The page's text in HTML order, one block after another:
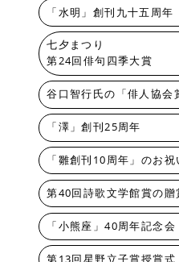
「水明」創刊九十五周年
七夕まつり
第24回俳句四季大賞
谷口智行氏の「俳人協会
「澤」創刊25周年
「雛創刊10周年」のお祝
第40回詩歌文学館賞の贈
「小熊座」40周年記念会
第13回星野立子賞授賞式